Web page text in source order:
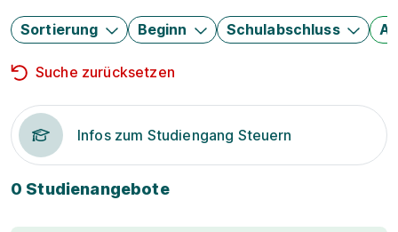
Sortierung Beginn Schulabschluss
Suche zurücksetzen
Infos zum Studiengang Steuern
0 Studienangebote